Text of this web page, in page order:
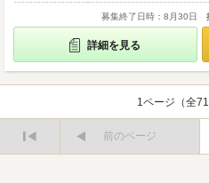
募集終了日時：8月30日
詳細を見る
1ページ（全71
前のページ